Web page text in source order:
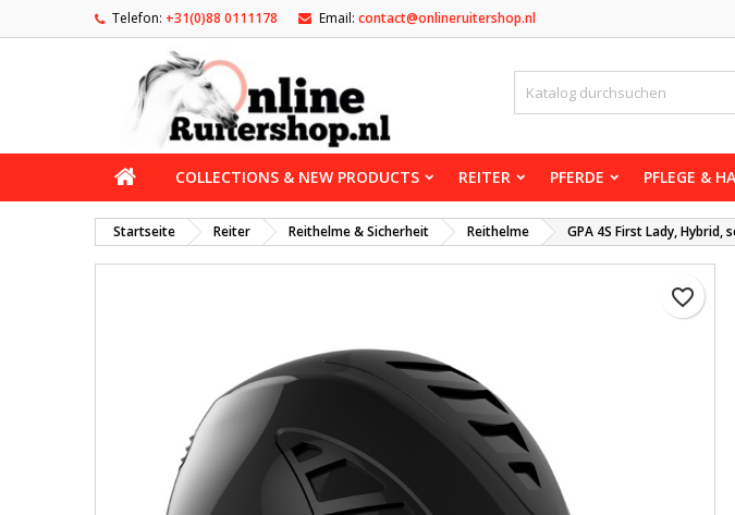
Telefon: +31(0)88 0111178 Email: contact@onlineruitershop.nl
COLLECTIONS & NEW PRODUCTS REITER PFERDE PFLEGE &
Startseite Reiter Reithelme & Sicherheit Reithelme GPA 4S First Lady, Hybrid,
favorite_border